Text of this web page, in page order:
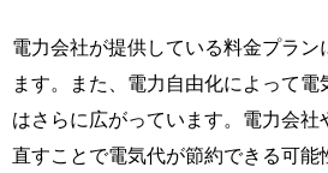
電力会社が提供している料金プラン
ます。また、電力自由化によって
はさらに広がっています。電力会社
直すことで電気代が節約できる可能